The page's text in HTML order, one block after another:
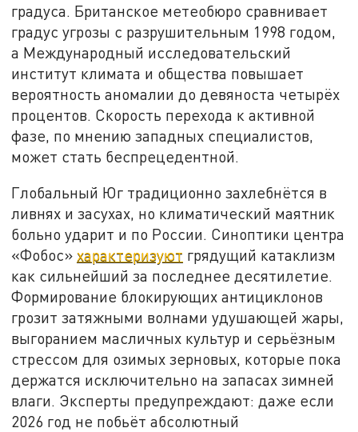
градуса. Британское метеобюро сравнивает
градус угрозы с разрушительным 1998 годом,
а Международный исследовательский
институт климата и общества повышает
вероятность аномалии до девяноста четырёх
процентов. Скорость перехода к активной
фазе, по мнению западных специалистов,
может стать беспрецедентной.
Глобальный Юг традиционно захлебнётся в
ливнях и засухах, но климатический маятник
больно ударит и по России. Синоптики центра
«Фобос» характеризуют грядущий катаклизм
как сильнейший за последнее десятилетие.
Формирование блокирующих антициклонов
грозит затяжными волнами удушающей жары,
выгоранием масличных культур и серьёзным
стрессом для озимых зерновых, которые пока
держатся исключительно на запасах зимней
влаги. Эксперты предупреждают: даже если
2026 год не побьёт абсолютный